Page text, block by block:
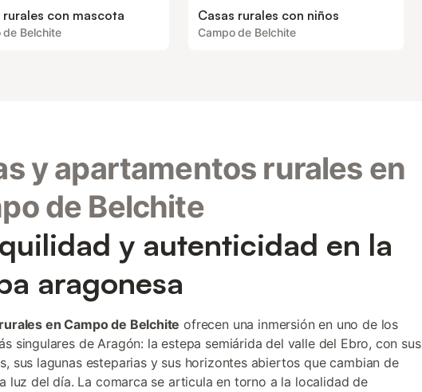
rurales con mascota
de Belchite
Casas rurales con niños
Campo de Belchite
y apartamentos rurales en
de Belchite
y autenticidad en la
aragonesa
en Campo de Belchite ofrecen una inmersión en uno de los
singulares de Aragón: la estepa semiárida del valle del Ebro, con sus
sus lagunas esteparias y sus horizontes abiertos que cambian de
luz del día. La comarca se articula en torno a la localidad de